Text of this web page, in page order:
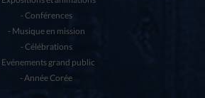
Conférences
Musique en mission
Célébrations
Evénements grand public
Année Corée